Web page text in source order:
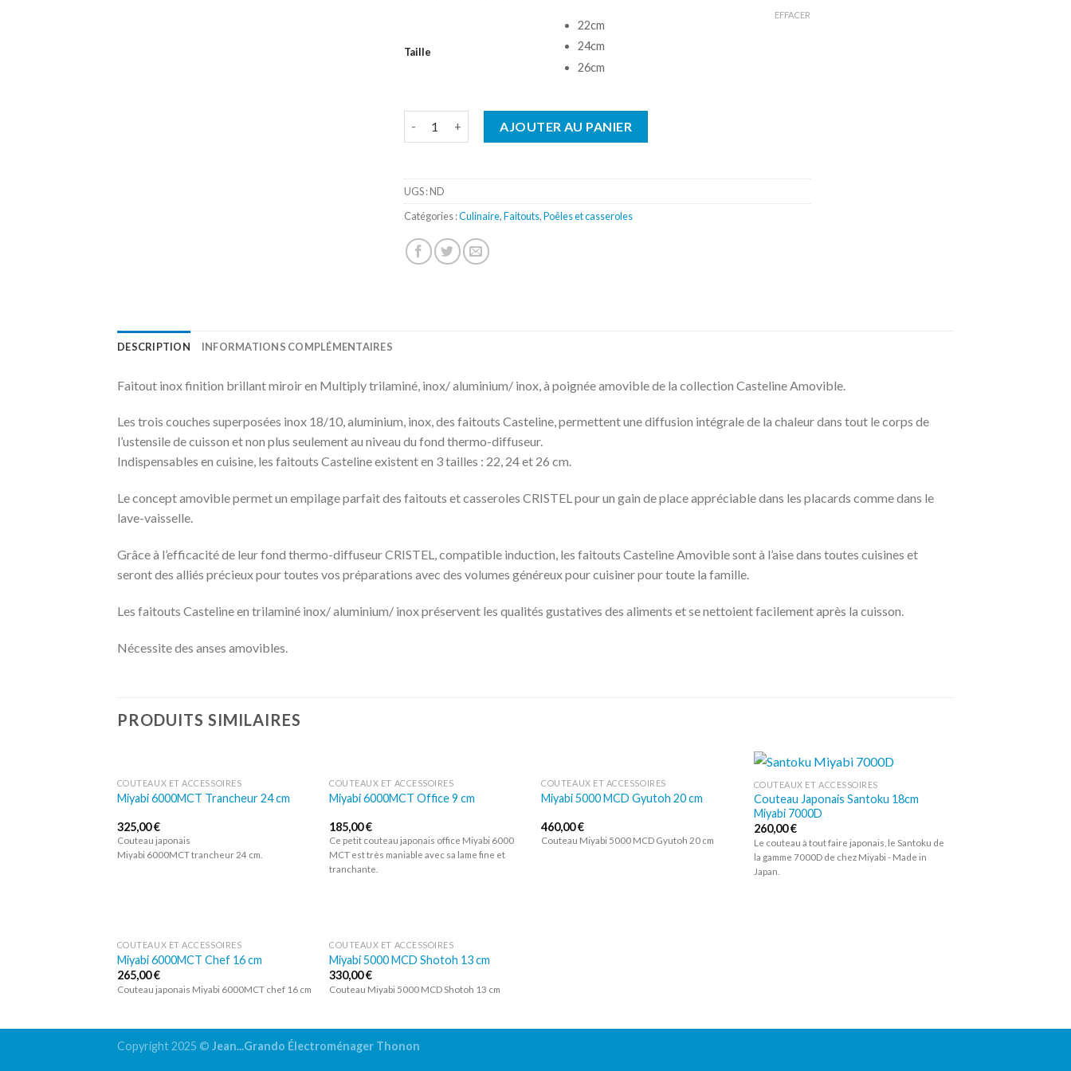
Taille
22cm
24cm
26cm
EFFACER
AJOUTER AU PANIER
UGS :ND
Catégories :Culinaire,Faitouts,Poêles et casseroles
DESCRIPTION INFORMATIONS COMPLÉMENTAIRES
Faitout inox finition brillant miroir en Multiply trilaminé, inox/ aluminium/ inox, à poignée amovible de la collection Casteline Amovible.
Les trois couches superposées inox 18/10, aluminium, inox, des faitouts Casteline, permettent une diffusion intégrale de la chaleur dans tout le corps de
l’ustensile de cuisson et non plus seulement au niveau du fond thermo-diffuseur.
Indispensables en cuisine, les faitouts Casteline existent en 3 tailles : 22, 24 et 26 cm.
Le concept amovible permet un empilage parfait des faitouts et casseroles CRISTEL pour un gain de place appréciable dans les placards comme dans le
lave-vaisselle.
Grâce à l’efficacité de leur fond thermo-diffuseur CRISTEL, compatible induction, les faitouts Casteline Amovible sont à l’aise dans toutes cuisines et
seront des alliés précieux pour toutes vos préparations avec des volumes généreux pour cuisiner pour toute la famille.
Les faitouts Casteline en trilaminé inox/ aluminium/ inox préservent les qualités gustatives des aliments et se nettoient facilement après la cuisson.
Nécessite des anses amovibles.
PRODUITS SIMILAIRES
Ajouter
COUTEAUX ET ACCESSOIRES
Miyabi 6000MCT Trancheur 24 cm
325,00€
Couteau japonais
Miyabi 6000MCT trancheur 24 cm.
COUTEAUX ET ACCESSOIRES
Miyabi 6000MCT Office 9 cm
185,00€
Ce petit couteau japonais office Miyabi 6000
MCT est très maniable avec sa lame fine et
tranchante.
Ajouter
COUTEAUX ET ACCESSOIRES
Miyabi 5000 MCD Gyutoh 20 cm
460,00€
Couteau Miyabi 5000 MCD Gyutoh 20 cm
Ajouter
COUTEAUX ET ACCESSOIRES
Couteau Japonais Santoku 18cm
Miyabi 7000D
260,00€
Le couteau à tout faire japonais, le Santoku de
la gamme 7000D de chez Miyabi - Made in
Japan.
d’envies
COUTEAUX ET ACCESSOIRES
Miyabi 6000MCT Chef 16 cm
265,00€
Couteau japonais Miyabi 6000MCT chef 16 cm
Ajouter
d’envies
COUTEAUX ET ACCESSOIRES
Miyabi 5000 MCD Shotoh 13 cm
330,00€
Couteau Miyabi 5000 MCD Shotoh 13 cm
Copyright 2025 © Jean...Grando Électroménager Thonon